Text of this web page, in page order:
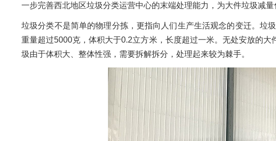
一步完善西北地区垃圾分类运营中心的末端处理能力，为大件垃圾减
垃圾分类不是简单的物理分拣，更指向人们生产生活观念的变迁。垃
重量超过5000克，体积大于0.2立方米，长度超过一米。无处安放的
圾由于体积大、整体性强，需要拆解拆分，处理起来较为棘手。